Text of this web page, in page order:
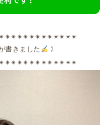
書きました
》